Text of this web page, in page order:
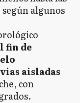
algunos
fin de
aisladas
con